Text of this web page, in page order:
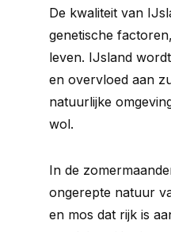
De kwaliteit van
genetische
leven. IJsland
en overvloed aan
natuurlijke
wol.
In de
ongerepte natuur
en mos dat rijk is